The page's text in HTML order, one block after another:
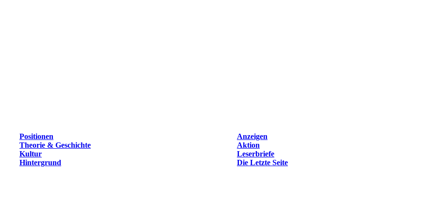
Positionen
Anzeigen
Theorie & Geschichte
Aktion
Kultur
Leserbriefe
Hintergrund Die Letzte Seite